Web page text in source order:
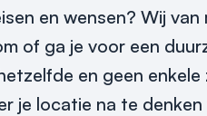
en wensen? Wij van
of ga je voor een
en geen enkele
je locatie na te